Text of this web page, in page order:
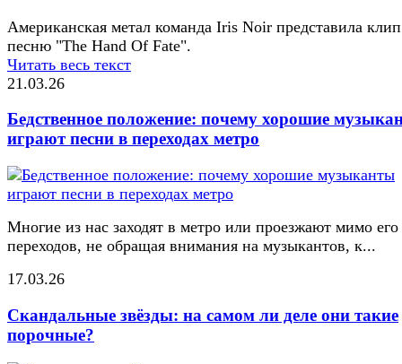
Американская метал команда Iris Noir представила
песню "The Hand Of Fate".
Читать весь текст
21.03.26
Бедственное положение: почему хорошие
играют песни в переходах метро
Многие из нас заходят в метро или проезжают мимо его
переходов, не обращая внимания на музыкантов, к...
17.03.26
Скандальные звёзды: на самом ли деле они такие
порочные?